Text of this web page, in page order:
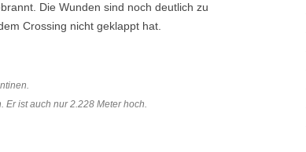
Die Wunden sind noch deutlich zu
Crossing nicht geklappt hat.
Er ist auch nur 2.228 Meter hoch.